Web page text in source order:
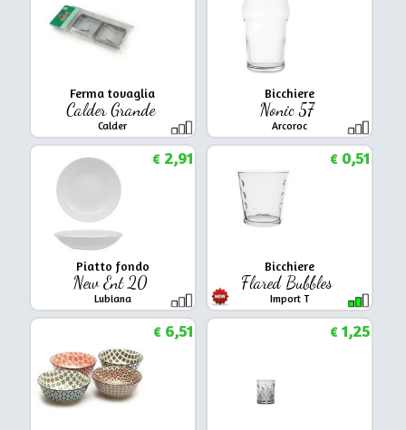
Ferma tovaglia
Calder Grande
Calder
Bicchiere
Nonic 57
Arcoroc
Piatto fondo
New Ent 20
Lubiana
€2,91
Bicchiere
Flared Bubbles
Import T
€0,51
€6,51 €1,25